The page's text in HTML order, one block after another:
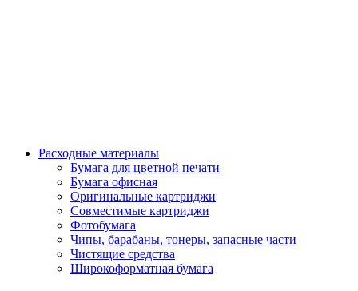
Расходные материалы
Бумага для цветной печати
Бумага офисная
Оригинальные картриджи
Совместимые картриджи
Фотобумага
Чипы, барабаны, тонеры, запасные части
Чистящие средства
Широкоформатная бумага